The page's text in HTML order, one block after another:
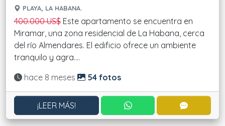
PLAYA, LA HABANA.
400.000 US$ Este apartamento se encuentra en
Miramar, una zona residencial de La Habana, cerca
del río Almendares. El edificio ofrece un ambiente
tranquilo y agra....
Actualizado:
hace 8 meses 54 fotos
¡LEER MÁS! CONTACTAR POR